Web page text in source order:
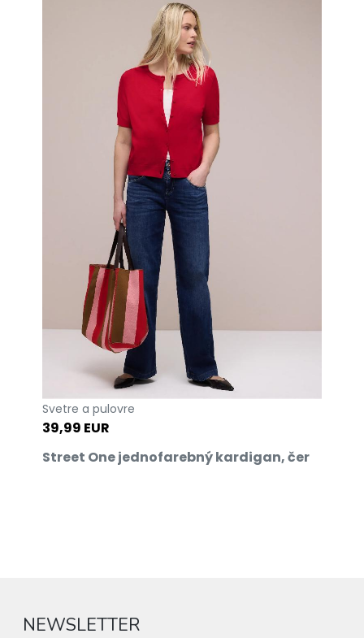
Svetre a pulovre
39,99 EUR
Street One jednofarebný kardigan, čer
NEWSLETTER